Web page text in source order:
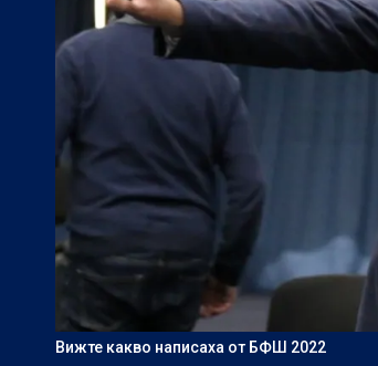
Вижте какво написаха от БФШ 2022